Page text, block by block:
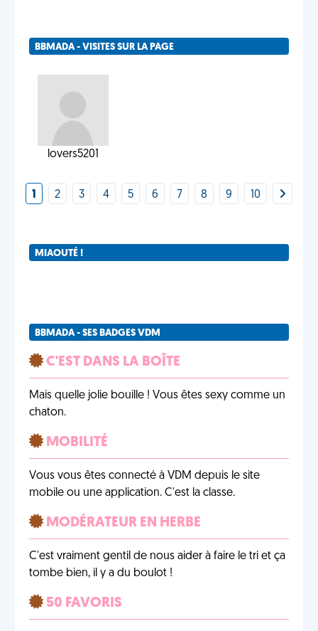
BBMADA - VISITES SUR LA PAGE
lovers5201
1 2 3 4 5 6 7 8 9 10
MIAOUTÉ !
BBMADA - SES BADGES VDM
C'EST DANS LA BOÎTE
Mais quelle jolie bouille ! Vous êtes sexy comme un
chaton.
MOBILITÉ
Vous vous êtes connecté à VDM depuis le site
mobile ou une application. C'est la classe.
MODÉRATEUR EN HERBE
C'est vraiment gentil de nous aider à faire le tri et ça
tombe bien, il y a du boulot !
50 FAVORIS